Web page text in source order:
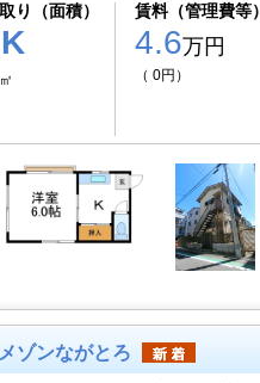
り（面積） 賃料（管理費等）
4.6万円
（ 0円）
ゾンながとろ